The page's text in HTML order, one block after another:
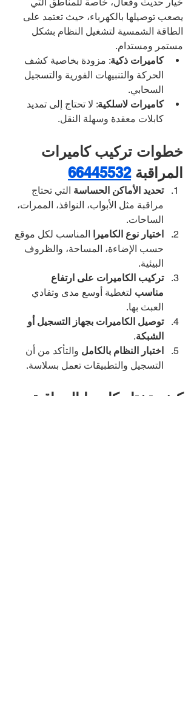
يصعب توصيلها بالكهرباء، حيث تعتمد على
الطاقة الشمسية لتشغيل النظام بشكل
مستمر ومستدام.
كاميرات ذكية: مزودة بخاصية كشف
الحركة والتنبيهات الفورية والتسجيل
السحابي.
كاميرات لاسلكية: لا تحتاج إلى تمديد
كابلات معقدة وسهلة النقل.
خطوات تركيب كاميرات
المراقبة 66445532
تحديد الأماكن الحساسة التي تحتاج
مراقبة مثل الأبواب، النوافذ، الممرات،
الساحات.
اختيار نوع الكاميرا المناسب لكل موقع
حسب الإضاءة، المساحة، والظروف
البيئية.
تركيب الكاميرات على ارتفاع
مناسب لتغطية أوسع مدى وتفادي
العبث بها.
توصيل الكاميرات بجهاز التسجيل أو
الشبكة.
اختبار النظام بالكامل والتأكد من أن
التسجيل والتطبيقات تعمل بسلاسة.
كيف تختار كاميرا المراقبة